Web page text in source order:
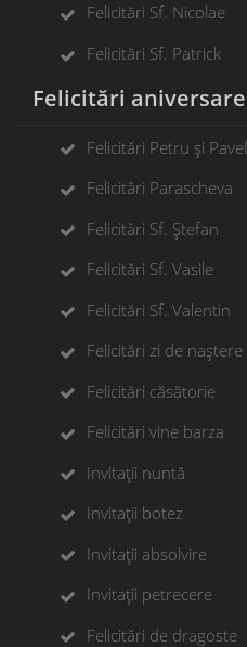
Felicitări Sf. Nicolae
Felicitări Sf. Patrick
Felicitări aniversare
Felicitări Petru și Pavel
Felicitări Parascheva
Felicitări Sf. Ștefan
Felicitări Sf. Vasile
Felicitări Sf. Valentin
Felicitări zi de naștere
Felicitări căsătorie
Felicitări vine barza
Invitații nuntă
Invitații botez
Invitații absolvire
Invitații petrecere
Felicitări de dragoste